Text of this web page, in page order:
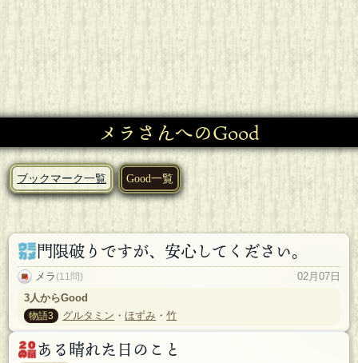
メラさんへのGood
ブックマーク一覧 Good一覧
門限破りですが、安心してください。
メラ (11問)
02月07日
3人からGood
物語3 グルタミン ・ほずみ ・竹
ある晴れた日のこと